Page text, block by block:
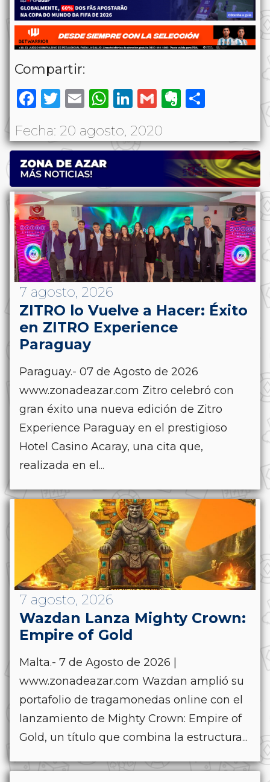
Compartir:
Facebook
Twitter
EmailWhatsApp
LinkedIn
GmailEvernote
Fecha: 20 agosto, 2020
7 agosto, 2026
ZITRO lo Vuelve a Hacer: Éxito
en ZITRO Experience
Paraguay
Paraguay.- 07 de Agosto de 2026
www.zonadeazar.com Zitro celebró con
gran éxito una nueva edición de Zitro
Experience Paraguay en el prestigioso
Hotel Casino Acaray, una cita que,
realizada en el...
7 agosto, 2026
Wazdan Lanza Mighty Crown:
Empire of Gold
Malta.- 7 de Agosto de 2026 |
www.zonadeazar.com Wazdan amplió su
portafolio de tragamonedas online con el
lanzamiento de Mighty Crown: Empire of
Gold, un título que combina la estructura...